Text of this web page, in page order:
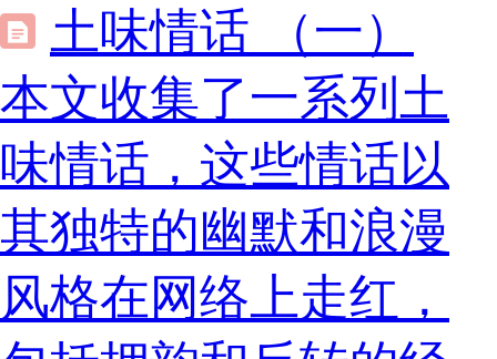
土味情话 （一）
本文收集了一系列土
味情话，这些情话以
其独特的幽默和浪漫
风格在网络上走红，